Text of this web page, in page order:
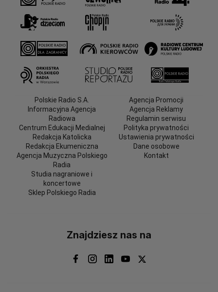
Polskie Radio S.A.
Informacyjna Agencja
Radiowa
Centrum Edukacji Medialnej
Redakcja Katolicka
Redakcja Ekumeniczna
Agencja Muzyczna Polskiego
Radia
Studia nagraniowe i
koncertowe
Sklep Polskiego Radia
Agencja Promocji
Agencja Reklamy
Regulamin serwisu
Polityka prywatności
Ustawienia prywatności
Dane osobowe
Kontakt
Znajdziesz nas na